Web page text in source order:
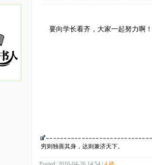
要向学长看齐，大家一起努力啊！
穷则独善其身，达则兼济天下。